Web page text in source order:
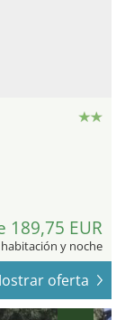
189,75 EUR
y noche
oferta